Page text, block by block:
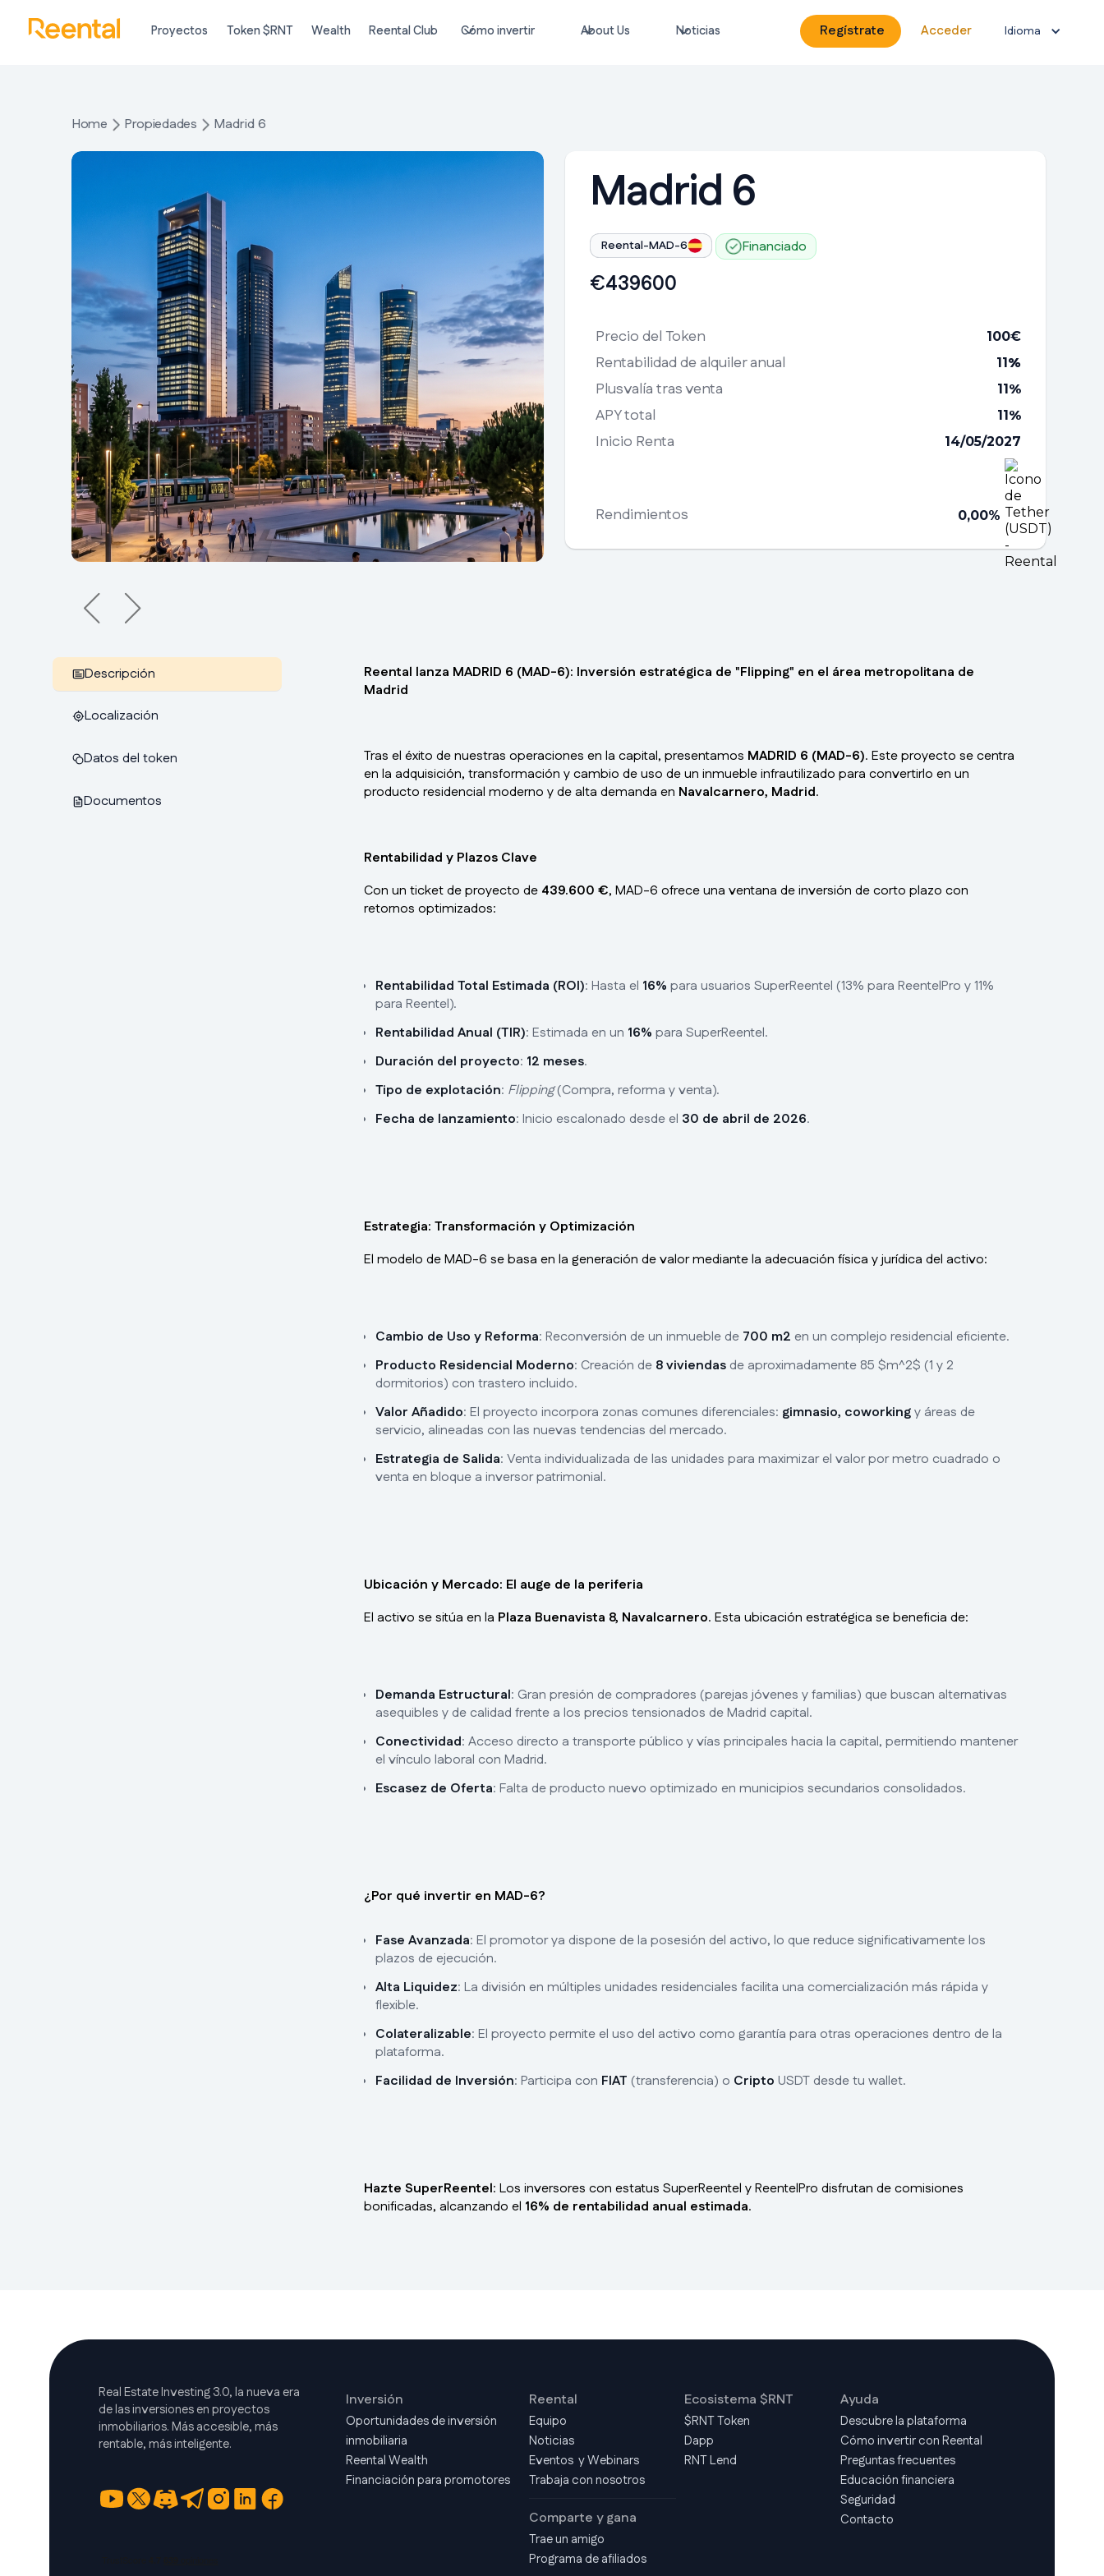
Proyectos Token $RNT Wealth Reental Club Cómo invertir About Us Noticias Regístrate Acceder Idioma
Home Propiedades Madrid 6
Madrid 6
Reental-MAD-6 Financiado
€439600
Precio del Token 100€
Rentabilidad de alquiler anual 11%
Plusvalía tras venta 11%
APY total 11%
Inicio Renta 14/05/2027
Rendimientos 0,00%
Descripción
Localización
Datos del token
Documentos
Reental lanza MADRID 6 (MAD-6): Inversión estratégica de "Flipping" en el área metropolitana de
Madrid
Tras el éxito de nuestras operaciones en la capital, presentamos MADRID 6 (MAD-6). Este proyecto se centra
en la adquisición, transformación y cambio de uso de un inmueble infrautilizado para convertirlo en un
producto residencial moderno y de alta demanda en Navalcarnero, Madrid.
Rentabilidad y Plazos Clave
Con un ticket de proyecto de 439.600 €, MAD-6 ofrece una ventana de inversión de corto plazo con
retornos optimizados:
Rentabilidad Total Estimada (ROI): Hasta el 16% para usuarios SuperReentel (13% para ReentelPro y 11%
para Reentel).
Rentabilidad Anual (TIR): Estimada en un 16% para SuperReentel.
Duración del proyecto: 12 meses.
Tipo de explotación: Flipping(Compra, reforma y venta).
Fecha de lanzamiento: Inicio escalonado desde el 30 de abril de 2026.
Estrategia: Transformación y Optimización
El modelo de MAD-6 se basa en la generación de valor mediante la adecuación física y jurídica del activo:
Cambio de Uso y Reforma: Reconversión de un inmueble de 700 m2 en un complejo residencial eficiente.
Producto Residencial Moderno: Creación de 8 viviendas de aproximadamente 85 $m^2$ (1 y 2
dormitorios) con trastero incluido.
Valor Añadido: El proyecto incorpora zonas comunes diferenciales: gimnasio, coworkingy áreas de
servicio, alineadas con las nuevas tendencias del mercado.
Estrategia de Salida: Venta individualizada de las unidades para maximizar el valor por metro cuadrado o
venta en bloque a inversor patrimonial.
Ubicación y Mercado: El auge de la periferia
El activo se sitúa en la Plaza Buenavista 8, Navalcarnero. Esta ubicación estratégica se beneficia de:
Demanda Estructural: Gran presión de compradores (parejas jóvenes y familias) que buscan alternativas
asequibles y de calidad frente a los precios tensionados de Madrid capital.
Conectividad: Acceso directo a transporte público y vías principales hacia la capital, permitiendo mantener
el vínculo laboral con Madrid.
Escasez de Oferta: Falta de producto nuevo optimizado en municipios secundarios consolidados.
¿Por qué invertir en MAD-6?
Fase Avanzada: El promotor ya dispone de la posesión del activo, lo que reduce significativamente los
plazos de ejecución.
Alta Liquidez: La división en múltiples unidades residenciales facilita una comercialización más rápida y
flexible.
Colateralizable: El proyecto permite el uso del activo como garantía para otras operaciones dentro de la
plataforma.
Facilidad de Inversión: Participa con FIAT (transferencia) o Cripto USDT desde tu wallet.
Hazte SuperReentel: Los inversores con estatus SuperReentel y ReentelPro disfrutan de comisiones
bonificadas, alcanzando el 16% de rentabilidad anual estimada.
Real Estate Investing 3.0, la nueva era
de las inversiones en proyectos
inmobiliarios. Más accesible, más
rentable, más inteligente.
Inversión
Oportunidades de inversión
inmobiliaria
Reental Wealth
Financiación para promotores
Reental
Equipo
Noticias
Eventos y Webinars
Trabaja con nosotros
Comparte y gana
Trae un amigo
Programa de afiliados
Ecosistema $RNT
$RNT Token
Dapp
RNT Lend
Ayuda
Descubre la plataforma
Cómo invertir con Reental
Preguntas frecuentes
Educación financiera
Seguridad
Contacto